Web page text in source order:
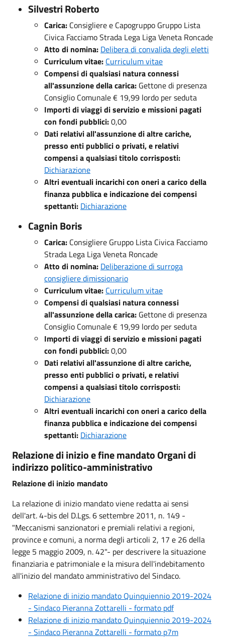
Silvestri Roberto
Carica: Consigliere e Capogruppo Gruppo Lista
Civica Facciamo Strada Lega Liga Veneta Roncade
Atto di nomina: Delibera di convalida degli eletti
Curriculum vitae: Curriculum vitae
Compensi di qualsiasi natura connessi
all'assunzione della carica: Gettone di presenza
Consiglio Comunale € 19,99 lordo per seduta
Importi di viaggi di servizio e missioni pagati
con fondi pubblici:0,00
Dati relativi all'assunzione di altre cariche,
presso enti pubblici o privati, e relativi
compensi a qualsiasi titolo corrisposti:
Dichiarazione
Altri eventuali incarichi con oneri a carico della
finanza pubblica e indicazione dei compensi
spettanti: Dichiarazione
Cagnin Boris
Carica: Consigliere Gruppo Lista Civica Facciamo
Strada Lega Liga Veneta Roncade
Atto di nomina: Deliberazione di surroga
consigliere dimissionario
Curriculum vitae: Curriculum vitae
Compensi di qualsiasi natura connessi
all'assunzione della carica: Gettone di presenza
Consiglio Comunale € 19,99 lordo per seduta
Importi di viaggi di servizio e missioni pagati
con fondi pubblici:0,00
Dati relativi all'assunzione di altre cariche,
presso enti pubblici o privati, e relativi
compensi a qualsiasi titolo corrisposti:
Dichiarazione
Altri eventuali incarichi con oneri a carico della
finanza pubblica e indicazione dei compensi
spettanti: Dichiarazione
Relazione di inizio e fine mandato Organi di
indirizzo politico-amministrativo
Relazione di inizio mandato
La relazione di inizio mandato viene redatta ai sensi
dell'art. 4-bis del D.Lgs. 6 settembre 2011, n. 149 -
"Meccanismi sanzionatori e premiali relativi a regioni,
province e comuni, a norma degli articoli 2, 17 e 26 della
legge 5 maggio 2009, n. 42"- per descrivere la situazione
finanziaria e patrimoniale e la misura dell'indebitamento
all'inizio del mandato amministrativo del Sindaco.
Relazione di inizio mandato Quinquiennio 2019-2024
- Sindaco Pieranna Zottarelli - formato pdf
Relazione di inizio mandato Quinquiennio 2019-2024
- Sindaco Pieranna Zottarelli - formato p7m